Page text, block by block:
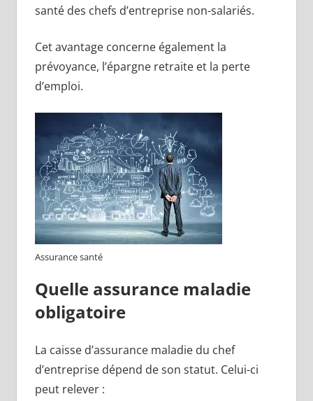
santé des chefs d’entreprise non-salariés.
Cet avantage concerne également la
prévoyance, l’épargne retraite et la perte
d’emploi.
Assurance santé
Quelle assurance maladie
obligatoire
La caisse d’assurance maladie du chef
d’entreprise dépend de son statut. Celui-ci
peut relever :